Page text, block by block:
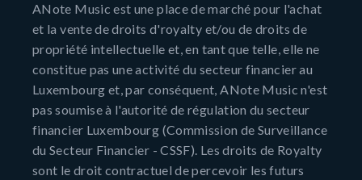
ANote Music est une place de marché pour l'achat
et la vente de droits d'royalty et/ou de droits de
propriété intellectuelle et, en tant que telle, elle ne
constitue pas une activité du secteur financier au
Luxembourg et, par conséquent, ANote Music n'est
pas soumise à l'autorité de régulation du secteur
financier Luxembourg (Commission de Surveillance
du Secteur Financier - CSSF). Les droits de Royalty
sont le droit contractuel de percevoir les futurs